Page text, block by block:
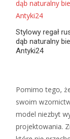
Stylowy regał
dąb naturalny
Antyki24
Pomimo tego,
swoim
model niezbyt
projektowania.